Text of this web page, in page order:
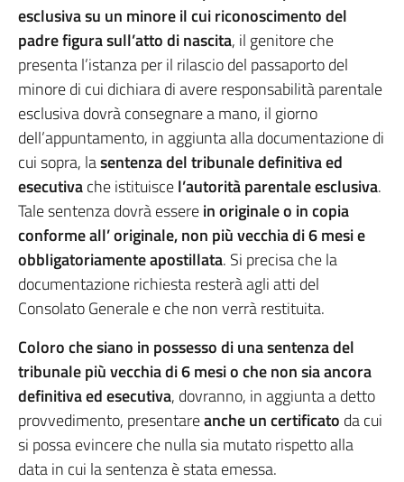
esclusiva su un minore il cui riconoscimento del
padre figura sull’atto di nascita, il genitore che
presenta l’istanza per il rilascio del passaporto del
minore di cui dichiara di avere responsabilità parentale
esclusiva dovrà consegnare a mano, il giorno
dell’appuntamento, in aggiunta alla documentazione di
cui sopra, lasentenza del tribunaledefinitiva ed
esecutivache istituiscel’autorità parentale esclusiva.
Tale sentenza dovrà esserein originale o in copia
conforme all’ originale, non più vecchia di 6 mesi e
obbligatoriamente apostillata. Si precisa che la
documentazione richiesta resterà agli atti del
Consolato Generale e che non verrà restituita.
Coloro che siano in possesso di una sentenza del
tribunale più vecchia di 6 mesi o che non sia ancora
definitiva ed esecutiva, dovranno, in aggiunta a detto
provvedimento, presentareanche un certificato da cui
si possa evincere che nulla sia mutato rispetto alla
data in cui la sentenza è stata emessa.